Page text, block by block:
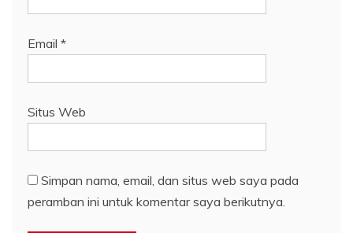
Email *
Situs Web
Simpan nama, email, dan situs web saya pada
peramban ini untuk komentar saya berikutnya.